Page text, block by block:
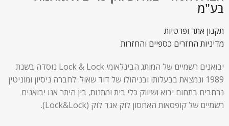
בע"מ
תקנון אתר ופרטיות
מדיניות החזרים כספיים והחזרות
יבואנים רשמיים של המותג הבינלאומי Lock & Lock נוסדה בשנת
1989 ונמצאת בבעלותו ובניהולו של דוד שאול. לחברה ניסיון ומוניטין
נרחבים בתחום יבוא ושיווק כלי בית ומתנות, בין היתר אנו יבואנים
רשמיים של קופסאות האחסון לוק אנד לוק (Lock&Lock).